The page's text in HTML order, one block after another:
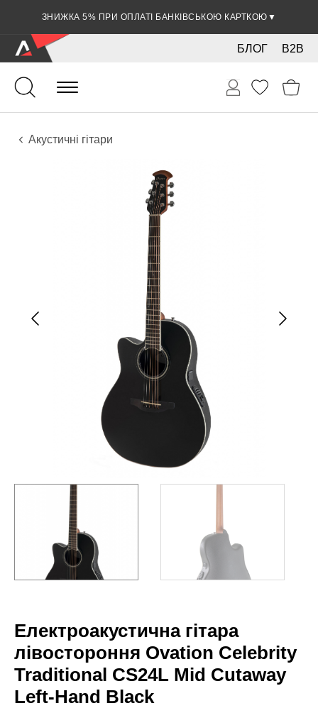
ЗНИЖКА 5% ПРИ ОПЛАТІ БАНКІВСЬКОЮ КАРТКОЮ ▼
B2B
БЛОГ
Гітари
Акустичні інструменти
Інструменти
Акустичні гітари
Електроакустична гітара
лівостороння Ovation Celebrity
Traditional CS24L Mid Cutaway
Left-Hand Black